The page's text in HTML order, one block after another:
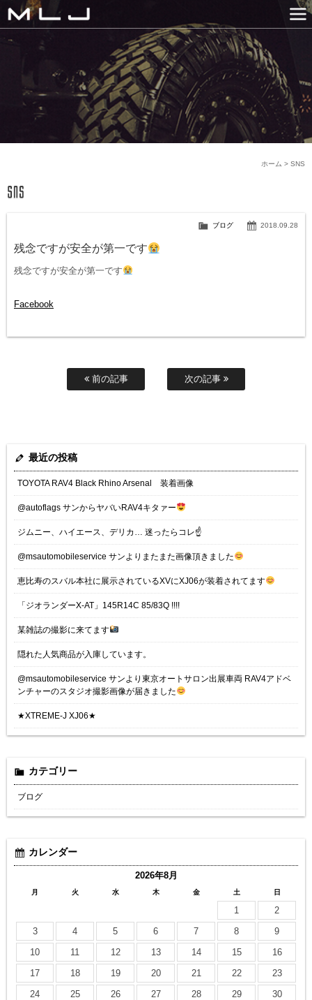
MLJ / Lexani(レクサーニ
GALLERY
SNS
NEWS
COMPANY
HISTORY
CONTACT US
LINK
SNS
ホーム >
2018.09.28
ブログ
残念ですが安全が第一です
残念ですが安全が第一です
Facebook
前の記事 次の記事
最近の投稿
TOYOTA RAV4 Black Rhino Arsenal 装着画像
@autoflags サンからヤバいRAV4キタァー
ジムニー、ハイエース、デリカ… 迷ったらコレ☝️
@msautomobileservice サンよりまたまた画像頂きました
恵比寿のスバル本社に展示されているXVにXJ06が装着されてます
「ジオランダーX-AT」145R14C 85/83Q !!!!
某雑誌の撮影に来てます
隠れた人気商品が入庫しています。
@msautomobileservice サンより東京オートサロン出展車両 RAV4アドベ
ンチャーのスタジオ撮影画像が届きました
★XTREME-J XJ06★
カテゴリー
ブログ
カレンダー
2026年8月
月 火 水 木 金 土 日
1
2
3
4 5 6 7 8
9
10
11 12 13 14 15
16
17
18 19 20 21 22
23
24
25 26 27 28 29
30